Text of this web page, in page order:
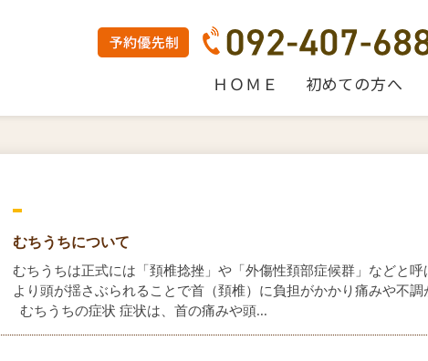
ＨＯＭＥ 初めての方へ
むちうちについて
むちうちは正式には「頚椎捻挫」や「外傷性頚部症候群」などと呼
より頭が揺さぶられることで首（頚椎）に負担がかかり痛みや不調
むちうちの症状 症状は、首の痛みや頭...